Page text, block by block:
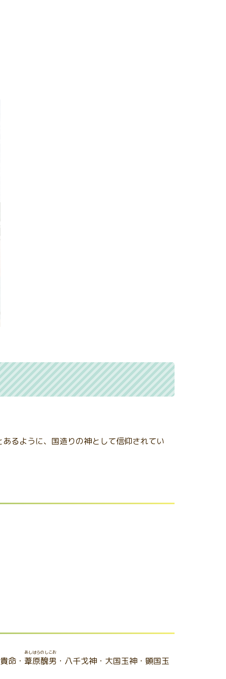
るように、国造りの神として信仰されてい
命・ 葦原醜男
あしはらのしこお
・八千戈神・大国玉神・顕国玉